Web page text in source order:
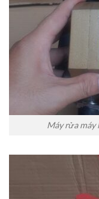
Máy rửa máy